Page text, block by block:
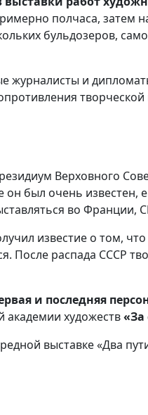
полчаса, затем
бульдозеров,
журналисты и
Верховного
он был очень известен,
во Франции,
известие о том,
После распада СССР
и последняя
академии художеств«За
выставке «Два